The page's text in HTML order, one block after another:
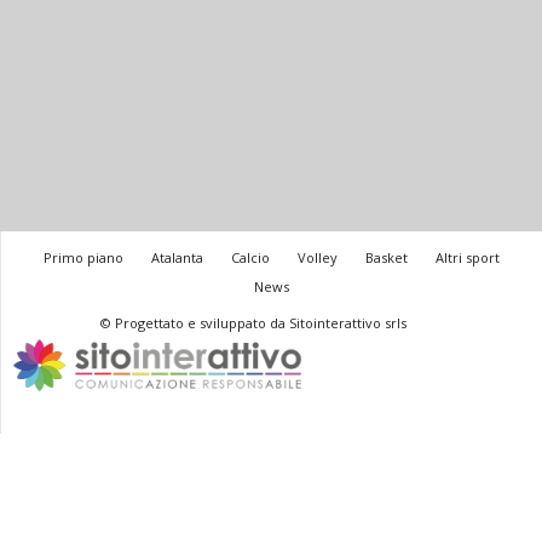
Primo piano Atalanta Calcio Volley Basket
Altri sport
News
© Progettato e sviluppato da Sitointerattivo srls